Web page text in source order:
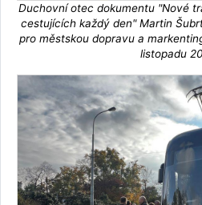
Duchovní otec dokumentu "Nové
cestujících každý den" Martin
pro městskou dopravu a
listopadu